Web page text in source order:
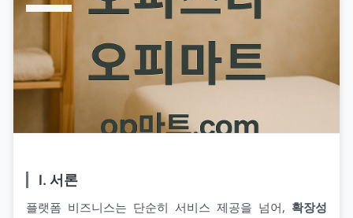
Ⅰ. 서론
플랫폼 비즈니스는 단순히 서비스 제공을 넘어, 확장성